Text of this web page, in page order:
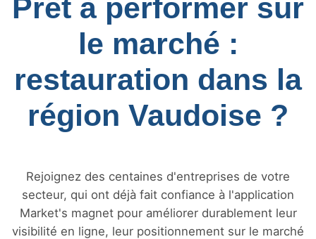
Prêt à performer sur
le marché :
restauration dans la
région Vaudoise ?
Rejoignez des centaines d'entreprises de votre
secteur, qui ont déjà fait confiance à l'application
Market's magnet pour améliorer durablement leur
visibilité en ligne, leur positionnement sur le marché